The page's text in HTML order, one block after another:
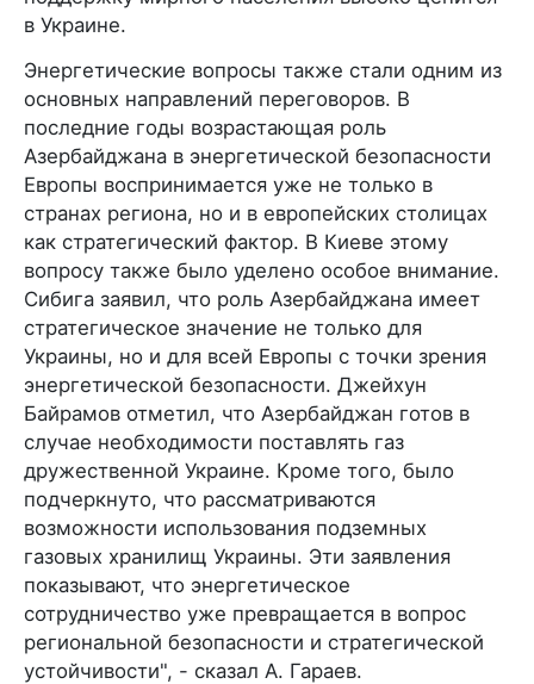
в Украине.
Энергетические вопросы также стали одним из
основных направлений переговоров. В
последние годы возрастающая роль
Азербайджана в энергетической безопасности
Европы воспринимается уже не только в
странах региона, но и в европейских столицах
как стратегический фактор. В Киеве этому
вопросу также было уделено особое внимание.
Сибига заявил, что роль Азербайджана имеет
стратегическое значение не только для
Украины, но и для всей Европы с точки зрения
энергетической безопасности. Джейхун
Байрамов отметил, что Азербайджан готов в
случае необходимости поставлять газ
дружественной Украине. Кроме того, было
подчеркнуто, что рассматриваются
возможности использования подземных
газовых хранилищ Украины. Эти заявления
показывают, что энергетическое
сотрудничество уже превращается в вопрос
региональной безопасности и стратегической
устойчивости", - сказал А. Гараев.